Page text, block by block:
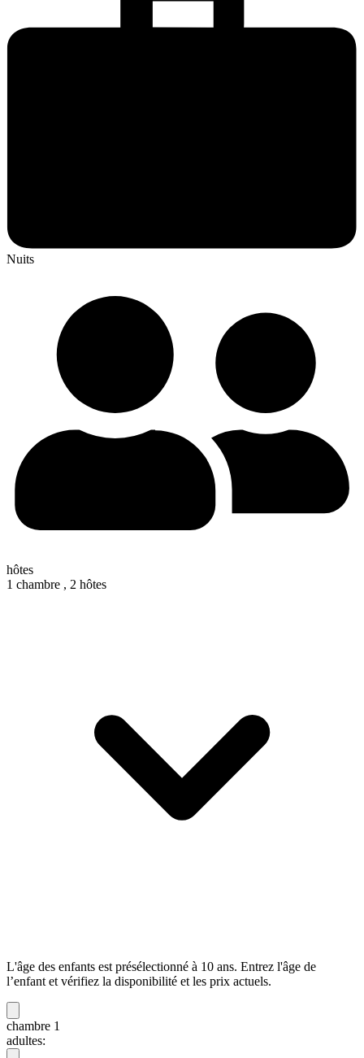
Nuits
hôtes
1 chambre , 2 hôtes
L'âge des enfants est présélectionné à 10 ans. Entrez l'âge de
l’enfant et vérifiez la disponibilité et les prix actuels.
chambre 1
adultes: